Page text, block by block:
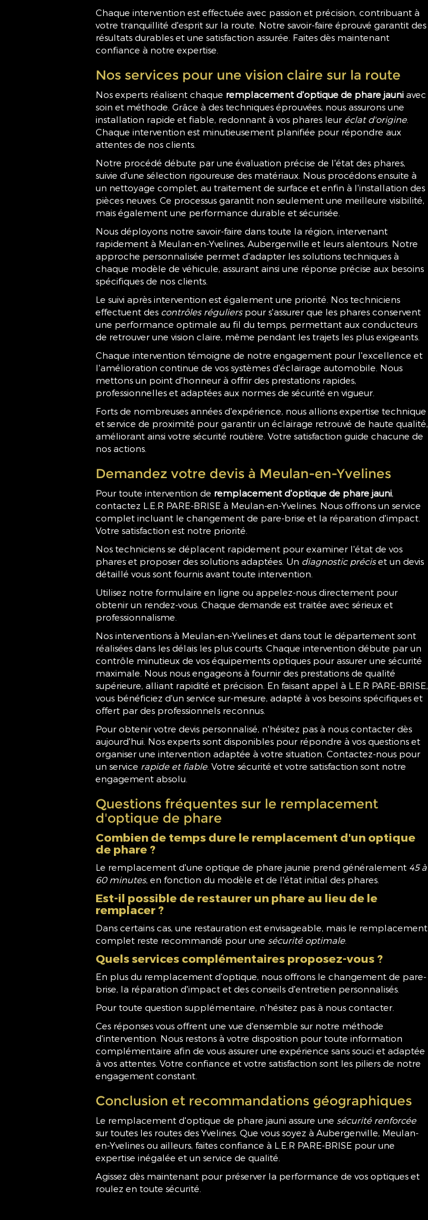
Chaque intervention est effectuée avec passion et précision, contribuant à
votre tranquillité d'esprit sur la route. Notre savoir-faire éprouvé garantit des
résultats durables et une satisfaction assurée. Faites dès maintenant
confiance à notre expertise.
Nos services pour une vision claire sur la route
Nos experts réalisent chaque remplacement d'optique de phare jauni avec
soin et méthode. Grâce à des techniques éprouvées, nous assurons une
installation rapide et fiable, redonnant à vos phares leur éclat d'origine.
Chaque intervention est minutieusement planifiée pour répondre aux
attentes de nos clients.
Notre procédé débute par une évaluation précise de l'état des phares,
suivie d'une sélection rigoureuse des matériaux. Nous procédons ensuite à
un nettoyage complet, au traitement de surface et enfin à l'installation des
pièces neuves. Ce processus garantit non seulement une meilleure visibilité,
mais également une performance durable et sécurisée.
Nous déployons notre savoir-faire dans toute la région, intervenant
rapidement à Meulan-en-Yvelines, Aubergenville et leurs alentours. Notre
approche personnalisée permet d'adapter les solutions techniques à
chaque modèle de véhicule, assurant ainsi une réponse précise aux besoins
spécifiques de nos clients.
Le suivi après intervention est également une priorité. Nos techniciens
effectuent des contrôles régulierspour s'assurer que les phares conservent
une performance optimale au fil du temps, permettant aux conducteurs
de retrouver une vision claire, même pendant les trajets les plus exigeants.
Chaque intervention témoigne de notre engagement pour l'excellence et
l'amélioration continue de vos systèmes d'éclairage automobile. Nous
mettons un point d'honneur à offrir des prestations rapides,
professionnelles et adaptées aux normes de sécurité en vigueur.
Forts de nombreuses années d'expérience, nous allions expertise technique
et service de proximité pour garantir un éclairage retrouvé de haute qualité,
améliorant ainsi votre sécurité routière. Votre satisfaction guide chacune de
nos actions.
Demandez votre devis à Meulan-en-Yvelines
Pour toute intervention de remplacement d'optique de phare jauni,
contactez L.E.R PARE-BRISE à Meulan-en-Yvelines. Nous offrons un service
complet incluant le changement de pare-brise et la réparation d'impact.
Votre satisfaction est notre priorité.
Nos techniciens se déplacent rapidement pour examiner l'état de vos
phares et proposer des solutions adaptées. Un diagnostic préciset un devis
détaillé vous sont fournis avant toute intervention.
Utilisez notre formulaire en ligne ou appelez-nous directement pour
obtenir un rendez-vous. Chaque demande est traitée avec sérieux et
professionnalisme.
Nos interventions à Meulan-en-Yvelines et dans tout le département sont
réalisées dans les délais les plus courts. Chaque intervention débute par un
contrôle minutieux de vos équipements optiques pour assurer une sécurité
maximale. Nous nous engageons à fournir des prestations de qualité
supérieure, alliant rapidité et précision. En faisant appel à L.E.R PARE-BRISE,
vous bénéficiez d'un service sur-mesure, adapté à vos besoins spécifiques et
offert par des professionnels reconnus.
Pour obtenir votre devis personnalisé, n'hésitez pas à nous contacter dès
aujourd'hui. Nos experts sont disponibles pour répondre à vos questions et
organiser une intervention adaptée à votre situation. Contactez-nous pour
un service rapide et fiable. Votre sécurité et votre satisfaction sont notre
engagement absolu.
Questions fréquentes sur le remplacement
d'optique de phare
Combien de temps dure le remplacement d'un optique
de phare ?
Le remplacement d'une optique de phare jaunie prend généralement 45 à
60 minutes, en fonction du modèle et de l'état initial des phares.
Est-il possible de restaurer un phare au lieu de le
remplacer ?
Dans certains cas, une restauration est envisageable, mais le remplacement
complet reste recommandé pour unesécurité optimale.
Quels services complémentaires proposez-vous ?
En plus du remplacement d'optique, nous offrons le changement de pare-
brise, la réparation d'impact et des conseils d'entretien personnalisés.
Pour toute question supplémentaire, n'hésitez pas à nous contacter.
Ces réponses vous offrent une vue d'ensemble sur notre méthode
d'intervention. Nous restons à votre disposition pour toute information
complémentaire afin de vous assurer une expérience sans souci et adaptée
à vos attentes. Votre confiance et votre satisfaction sont les piliers de notre
engagement constant.
Conclusion et recommandations géographiques
Le remplacement d'optique de phare jauni assure unesécurité renforcée
sur toutes les routes des Yvelines. Que vous soyez à Aubergenville, Meulan-
en-Yvelines ou ailleurs, faites confiance à L.E.R PARE-BRISE pour une
expertise inégalée et un service de qualité.
Agissez dès maintenant pour préserver la performance de vos optiques et
roulez en toute sécurité.